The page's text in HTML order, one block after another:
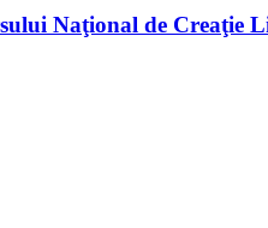
Naţional de Creaţie